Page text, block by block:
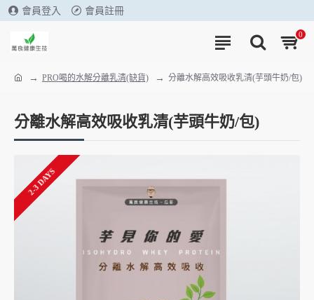
會員登入 會員註冊
0
PRO喝的水解分離乳清(缺貨) 分離水解高效吸收乳清(芋頭牛奶/包)
分離水解高效吸收乳清(芋頭牛奶/包)
2-3 DAYS